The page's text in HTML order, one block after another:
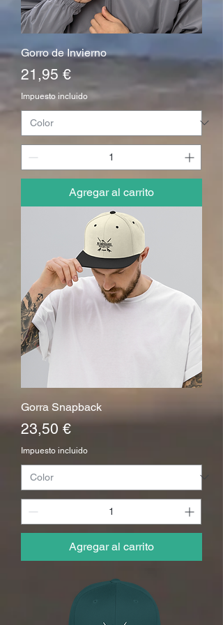
Gorro de Invierno
Precio
21,95 €
Impuesto incluido
Agregar al carrito
Gorra Snapback
Precio
23,50 €
Impuesto incluido
Agregar al carrito